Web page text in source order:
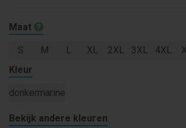
Maat
S M L XL 2XL 3XL 4XL
Kleur
donkermarine
Bekijk andere kleuren